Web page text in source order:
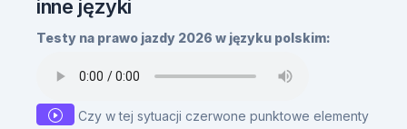
inne języki
Testy na prawo jazdy 2026 w języku polskim:
Czy w tej sytuacji czerwone punktowe elementy